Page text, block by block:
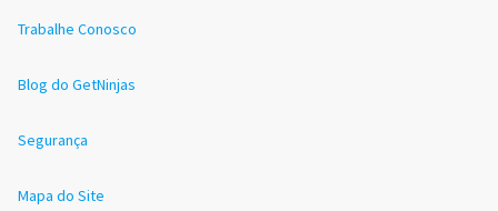
Trabalhe Conosco
Blog do GetNinjas
Segurança
Mapa do Site